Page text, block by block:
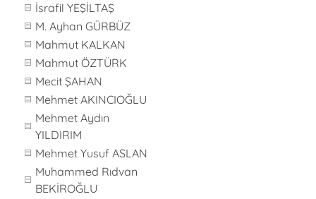
İsrafil YEŞİLTAŞ
M. Ayhan GÜRBÜZ
Mahmut KALKAN
Mahmut ÖZTÜRK
Mecit ŞAHAN
Mehmet AKINCIOĞLU
Mehmet Aydın
YILDIRIM
Mehmet Yusuf ASLAN
Muhammed Rıdvan
BEKİROĞLU